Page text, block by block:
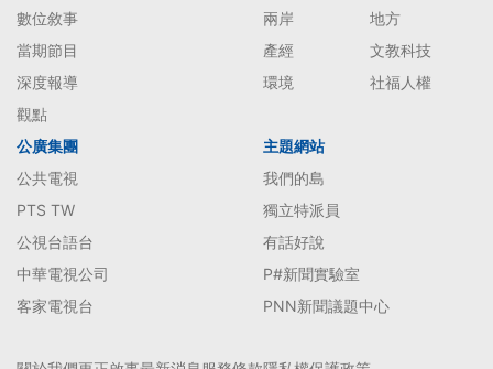
數位敘事
當期節目
深度報導
觀點
兩岸
地方
產經
文教科技
環境
社福人權
公廣集團
公共電視
PTS TW
公視台語台
中華電視公司
客家電視台
主題網站
我們的島
獨立特派員
有話好說
P#新聞實驗室
PNN新聞議題中心